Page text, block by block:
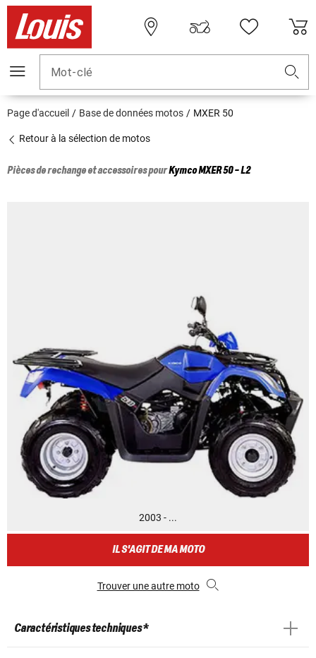
Mot-clé
Page d'accueil Base de données motos MXER 50
Retour à la sélection de motos
Pièces de rechange et accessoires pourKymcoMXER 50 - L2
2003 - ...
IL S'AGIT DE MA MOTO
Trouver une autre moto
Caractéristiques techniques *